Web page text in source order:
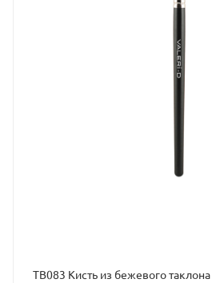
ТВ083 Кисть из бежевого таклона